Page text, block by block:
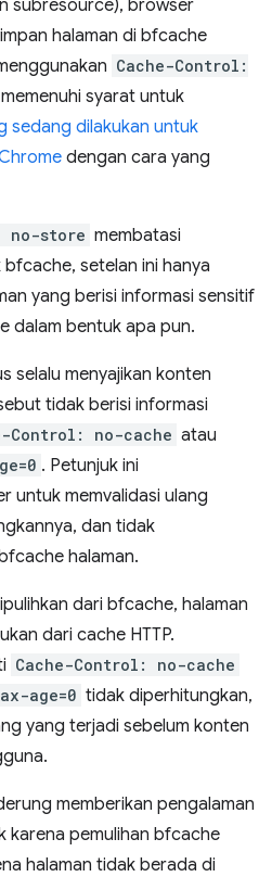
subresource), browser
halaman di bfcache
Cache-Control:
syarat untuk
sedang dilakukan untuk
dengan cara yang
no-store membatasi
setelan ini hanya
yang berisi informasi sensitif
dalam bentuk apa pun.
selalu menyajikan konten
tidak berisi informasi
Control: no-cache atau
. Petunjuk ini
untuk memvalidasi ulang
dan tidak
halaman.
dari bfcache, halaman
dari cache HTTP.
Cache-Control: no-cache
age=0 tidak diperhitungkan,
yang terjadi sebelum konten
memberikan pengalaman
karena pemulihan bfcache
halaman tidak berada di